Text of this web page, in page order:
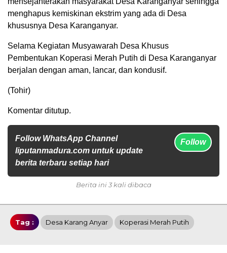
menghapus kemiskinan ekstrim yang ada di Desa
khususnya Desa Karanganyar.
Selama Kegiatan Musyawarah Desa Khusus
Pembentukan Koperasi Merah Putih di Desa Karanganyar
berjalan dengan aman, lancar, dan kondusif.
(Tohir)
Komentar ditutup.
Follow WhatsApp Channel
liputanmadura.com untuk update
berita terbaru setiap hari
Follow
Berita ini 3 kali dibaca
Tag : Desa Karang Anyar Koperasi Merah Putih